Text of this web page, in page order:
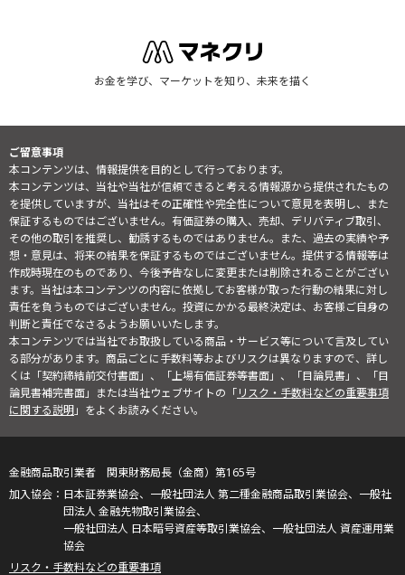
お金を学び、マーケットを知り、未来を描く
ご留意事項
本コンテンツは、情報提供を目的として行っております。
本コンテンツは、当社や当社が信頼できると考える情報源から提供されたもの
を提供していますが、当社はその正確性や完全性について意見を表明し、また
保証するものではございません。有価証券の購入、売却、デリバティブ取引、
その他の取引を推奨し、勧誘するものではありません。また、過去の実績や予
想・意見は、将来の結果を保証するものではございません。提供する情報等は
作成時現在のものであり、今後予告なしに変更または削除されることがござい
ます。当社は本コンテンツの内容に依拠してお客様が取った行動の結果に対し
責任を負うものではございません。投資にかかる最終決定は、お客様ご自身の
判断と責任でなさるようお願いいたします。
本コンテンツでは当社でお取扱している商品・サービス等について言及してい
る部分があります。商品ごとに手数料等およびリスクは異なりますので、詳し
くは「契約締結前交付書面」、「上場有価証券等書面」、「目論見書」、「目
論見書補完書面」または当社ウェブサイトの「リスク・手数料などの重要事項
に関する説明」をよくお読みください。
金融商品取引業者 関東財務局長（金商）第165号
日本証券業協会、一般社団法人 第二種金融商品取引業協会、一般社
団法人 金融先物取引業協会、
一般社団法人 日本暗号資産等取引業協会、一般社団法人 資産運用業
協会
リスク・手数料などの重要事項